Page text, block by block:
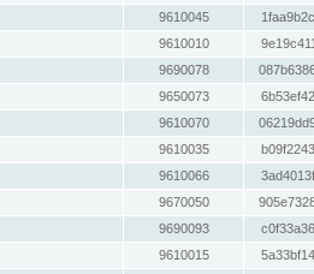
9610045
9610010
9690078
9650073
9610070
9610035
9610066
9670050
9690093
9610015